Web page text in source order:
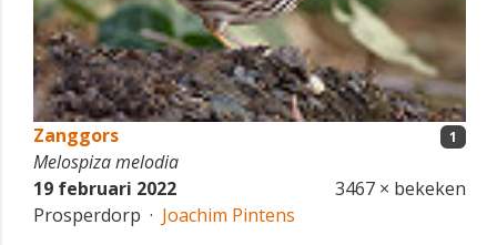
Zanggors
Melospiza melodia
1
19 februari 2022
3467 × bekeken
Prosperdorp · Joachim Pintens